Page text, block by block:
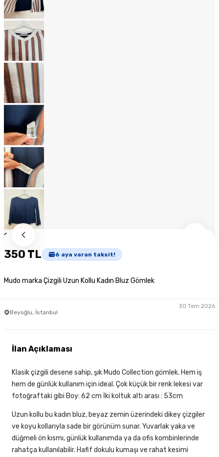
1
350 TL 6 aya varan taksit!
Mudo marka Çizgili Uzun Kollu Kadın Bluz Gömlek
Beyoğlu, İstanbul
30 Tem 2026
İlan Açıklaması
Klasik çizgili desene sahip, şık Mudo Collection gömlek. Hem iş
hem de günlük kullanım için ideal. Çok küçük bir renk lekesi var
fotoğraftaki gibi Boy: 62 cm İki koltuk altı arası : 53cm
Uzun kollu bu kadın bluz, beyaz zemin üzerindeki dikey çizgiler
ve koyu kollarıyla sade bir görünüm sunar. Yuvarlak yaka ve
düğmeli ön kısmı, günlük kullanımda ya da ofis kombinlerinde
rahatça kullanılabilir. Hafif dokulu kumaşı ve rahat kesimi